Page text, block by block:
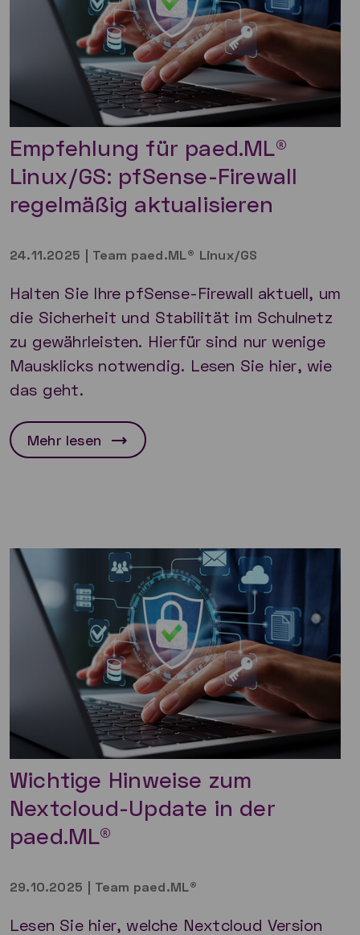
Empfehlung für paed.ML®
Linux/GS: pfSense-Firewall
regelmäßig aktualisieren
24.11.2025 Team paed.ML® Linux/GS
Halten Sie Ihre pfSense-Firewall aktuell, um
die Sicherheit und Stabilität im Schulnetz
zu gewährleisten. Hierfür sind nur wenige
Mausklicks notwendig. Lesen Sie hier, wie
das geht.
Mehr lesen
Wichtige Hinweise zum
Nextcloud-Update in der
paed.ML®
29.10.2025 | Team paed.ML®
Lesen Sie hier, welche Nextcloud Version